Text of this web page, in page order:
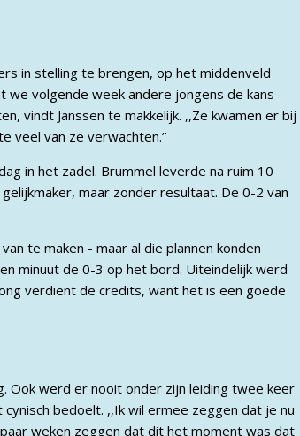
in stelling te brengen, op het middenveld
volgende week andere jongens de kans
vindt Janssen te makkelijk. ,,Ze kwamen er bij
veel van ze verwachten.”
in het zadel. Brummel leverde na ruim 10
maar zonder resultaat. De 0-2 van
te maken - maar al die plannen konden
minuut de 0-3 op het bord. Uiteindelijk werd
verdient de credits, want het is een goede
Ook werd er nooit onder zijn leiding twee keer
bedoelt. ,,Ik wil ermee zeggen dat je nu
weken zeggen dat dit het moment was dat